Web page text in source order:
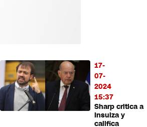
17-
07-
2024
15:37
Sharp critica a
Insulza y
califica